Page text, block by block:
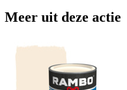
Meer uit deze actie